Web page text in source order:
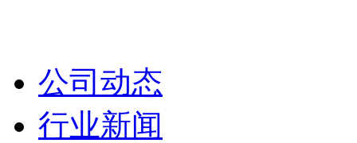
公司动态
行业新闻